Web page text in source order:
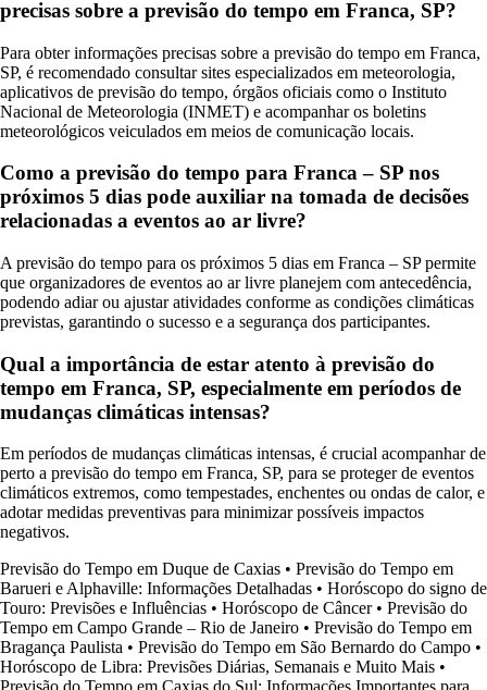
precisas sobre a previsão do tempo em Franca, SP?
Para obter informações precisas sobre a previsão do tempo em Franca,
SP, é recomendado consultar sites especializados em meteorologia,
aplicativos de previsão do tempo, órgãos oficiais como o Instituto
Nacional de Meteorologia (INMET) e acompanhar os boletins
meteorológicos veiculados em meios de comunicação locais.
Como a previsão do tempo para Franca – SP nos
próximos 5 dias pode auxiliar na tomada de decisões
relacionadas a eventos ao ar livre?
A previsão do tempo para os próximos 5 dias em Franca – SP permite
que organizadores de eventos ao ar livre planejem com antecedência,
podendo adiar ou ajustar atividades conforme as condições climáticas
previstas, garantindo o sucesso e a segurança dos participantes.
Qual a importância de estar atento à previsão do
tempo em Franca, SP, especialmente em períodos de
mudanças climáticas intensas?
Em períodos de mudanças climáticas intensas, é crucial acompanhar de
perto a previsão do tempo em Franca, SP, para se proteger de eventos
climáticos extremos, como tempestades, enchentes ou ondas de calor, e
adotar medidas preventivas para minimizar possíveis impactos
negativos.
Previsão do Tempo em Duque de Caxias • Previsão do Tempo em
Barueri e Alphaville: Informações Detalhadas • Horóscopo do signo de
Touro: Previsões e Influências • Horóscopo de Câncer• Previsão do
Tempo em Campo Grande – Rio de Janeiro • Previsão do Tempo em
Bragança Paulista • Previsão do Tempo em São Bernardo do Campo •
Horóscopo de Libra: Previsões Diárias, Semanais e Muito Mais •